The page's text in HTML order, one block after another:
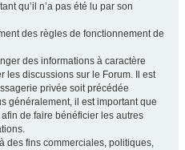
qu’il n’a pas été lu par son
des règles de fonctionnement de
des informations à caractère
les discussions sur le Forum. Il est
privée soit précédée
généralement, il est important que
de faire bénéficier les autres
des fins commerciales, politiques,